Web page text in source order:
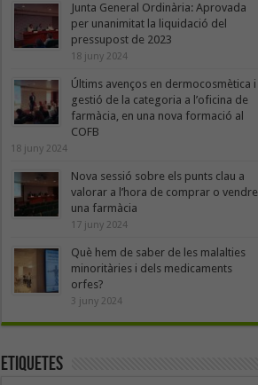
Junta General Ordinària: Aprovada
per unanimitat la liquidació del
pressupost de 2023
18 juny 2024
Últims avenços en dermocosmètica i
gestió de la categoria a l’oficina de
farmàcia, en una nova formació al
COFB
18 juny 2024
Nova sessió sobre els punts clau a
valorar a l’hora de comprar o vendre
una farmàcia
17 juny 2024
Què hem de saber de les malalties
minoritàries i dels medicaments
orfes?
3 juny 2024
Etiquetes